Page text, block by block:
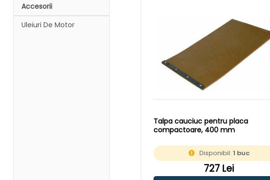
Accesorii
Uleiuri De Motor
Talpa cauciuc pentru placa
compactoare, 400 mm
Disponibil: 1 buc
727 Lei